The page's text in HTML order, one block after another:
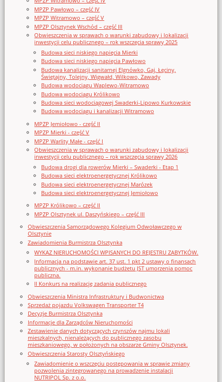
MPZP Pawłowo – część IV
MPZP Witramowo – część V
MPZP Olsztynek Wschód – część III
Obwieszczenia w sprawach o warunki zabudowy i lokalizacji
inwestycji celu publicznego – rok wszczęcia sprawy 2025
Budowa sieci niskiego napięcia Mierki
Budowa sieci niskiego napięcia Pawłowo
Budowa kanalizacji sanitarnej Elgnówko, Gaj, Łęciny,
Świętajny, Tolejny, Wigwałd, Wilkowo, Zawady
Budowa wodociągu Waplewo-Witramowo
Budowa wodociągu Królikowo
Budowa sieci wodociągowej Swaderki-Lipowo Kurkowskie
Budowa wodociągu i kanalizacji Witramowo
MPZP Jemiołowo - część II
MPZP Mierki - część V
MPZP Warlity Małe - część I
Obwieszczenia w sprawach o warunki zabudowy i lokalizacji
inwestycji celu publicznego – rok wszczęcia sprawy 2026
Budowa drogi dla rowerów Mierki – Swaderki - Etap 1
Budowa sieci elektroenergetycznej Królikowo
Budowa sieci elektroenergetycznej Marózek
Budowa sieci elektroenergetycznej Jemiołowo
MPZP Królikowo – część II
MPZP Olsztynek ul. Daszyńskiego – część III
Obwieszczenia Samorządowego Kolegium Odwoławczego w
Olsztynie
Zawiadomienia Burmistrza Olsztynka
WYKAZ NIERUCHOMOŚCI WPISANYCH DO REJESTRU ZABYTKÓW.
Informacja na podstawie art. 37 ust. 1 pkt 2 ustawy o finansach
publicznych - m.in. wykonanie budżetu JST umorzenia pomoc
publiczna.
II Konkurs na realizację zadania publicznego
Obwieszczenia Ministra Infrastruktury i Budwonictwa
Sprzedaż pojazdu Volkswagen Transporter T4
Decyzje Burmistrza Olsztynka
Informacje dla Zarządców Nieruchomości
Zestawienie danych dotyczących czynszów najmu lokali
mieszkalnych, nienależących do publicznego zasobu
mieszkaniowego, w położonych na obszarze Gminy Olsztynek.
Obwieszczenia Starosty Olsztyńskiego
Zawiadomienie o wszczęciu postępowania w sprawie zmiany
pozwolenia zintegrowanego na prowadzenie instalacji
NUTRIPOL Sp. z o.o.